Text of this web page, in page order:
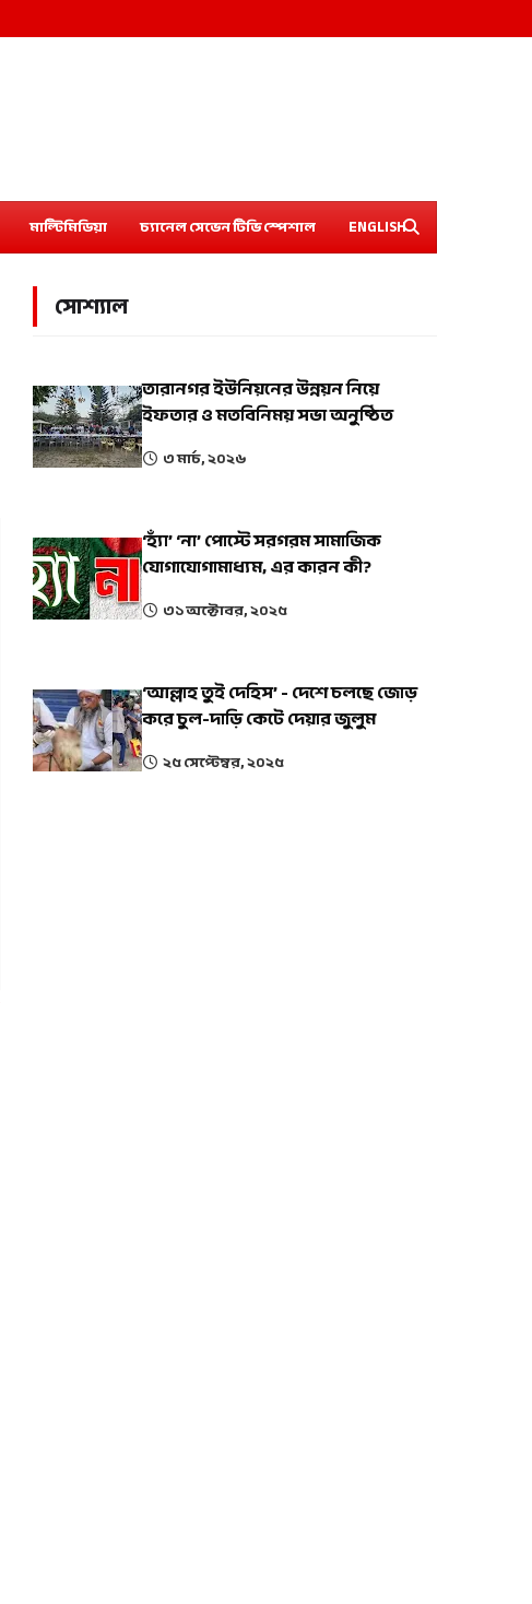
মাল্টিমিডিয়া চ্যানেল সেভেন টিভি স্পেশাল ENGLISH
সোশ্যাল
তারানগর ইউনিয়নের উন্নয়ন নিয়ে
ইফতার ও মতবিনিময় সভা অনুষ্ঠিত
৩ মার্চ, ২০২৬
‘হ্যাঁ’ ‘না’ পোস্টে সরগরম সামাজিক
যোগাযোগামাধ্যম, এর কারন কী?
৩১ অক্টোবর, ২০২৫
‘আল্লাহ তুই দেহিস’ - দেশে চলছে জোড়
করে চুল-দাড়ি কেটে দেয়ার জুলুম
২৫ সেপ্টেম্বর, ২০২৫